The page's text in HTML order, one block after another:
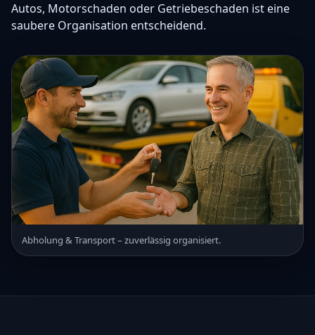
Autos, Motorschaden oder Getriebeschaden ist eine
saubere Organisation entscheidend.
Abholung & Transport – zuverlässig organisiert.